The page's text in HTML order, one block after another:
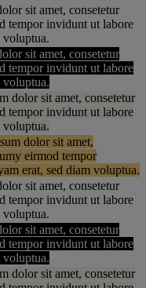
sit amet, consetetur
tempor invidunt ut labore
voluptua.
sit amet, consetetur
tempor invidunt ut labore
voluptua.
dolor sit amet, consetetur
tempor invidunt ut labore
voluptua.
dolor sit amet,
eirmod tempor
erat, sed diam voluptua.
sit amet, consetetur
tempor invidunt ut labore
voluptua.
sit amet, consetetur
tempor invidunt ut labore
voluptua.
dolor sit amet, consetetur